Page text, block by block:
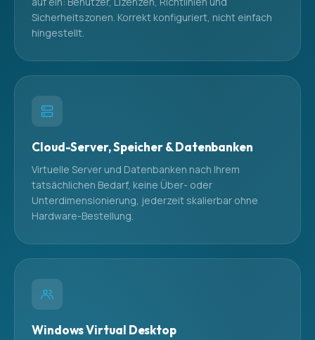
Sicherheitszonen. Korrekt konfiguriert, nicht einfach
hingestellt.
Cloud-Server, Speicher & Datenbanken
Virtuelle Server und Datenbanken nach Ihrem
tatsächlichen Bedarf, keine Über- oder
Unterdimensionierung, jederzeit skalierbar ohne
Hardware-Bestellung.
Windows Virtual Desktop